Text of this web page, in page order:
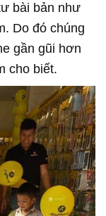
bài bản như
Do đó chúng
gần gũi hơn
cho biết.